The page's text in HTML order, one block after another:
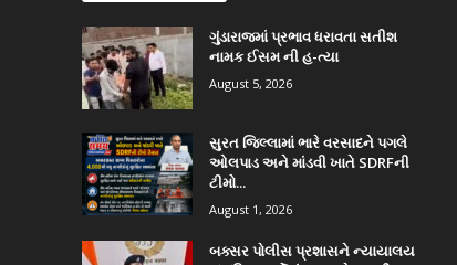
ગુંડારાજમાં પ્રભાવ ધરાવતા સતીશ
નામક ઈસમ ની હ-ત્યા
August 5, 2026
સુરત જિલ્લામાં ભારે વરસાદને પગલે
ઓલપાડ અને માંડવી ખાતે SDRFની
ટીમો...
August 1, 2026
બક્સર પોલીસ પ્રશાસને ન્યાયાલય